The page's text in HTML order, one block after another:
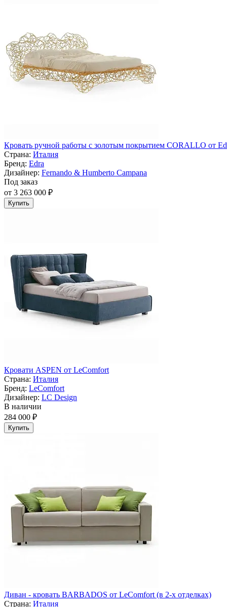
Кровать ручной работы с золотым покрытием CORALLO от
Страна: Италия
Бренд: Edra
Дизайнер: Fernando & Humberto Campana
Под заказ
от 3 263 000 ₽
Купить
Кровати ASPEN от LeComfort
Страна: Италия
Бренд: LeComfort
Дизайнер: LC Design
В наличии
284 000 ₽
Купить
Диван - кровать BARBADOS от LeComfort (в 2-х отделках)
Страна: Италия